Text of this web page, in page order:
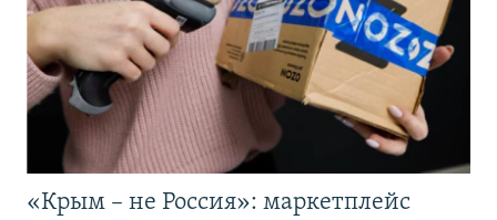
«Крым – не Россия»: маркетплейс